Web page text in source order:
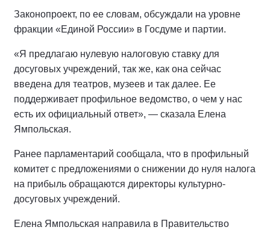
Законопроект, по ее словам, обсуждали на уровне
фракции «Единой России» в Госдуме и партии.
«Я предлагаю нулевую налоговую ставку для
досуговых учреждений, так же, как она сейчас
введена для театров, музеев и так далее. Ее
поддерживает профильное ведомство, о чем у нас
есть их официальный ответ», — сказала Елена
Ямпольская.
Ранее парламентарий сообщала, что в профильный
комитет с предложениями о снижении до нуля налога
на прибыль обращаются директоры культурно-
досуговых учреждений.
Елена Ямпольская направила в Правительство